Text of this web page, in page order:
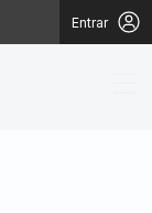
Entrar